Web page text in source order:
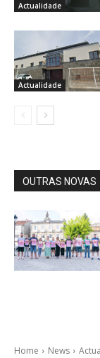
Actualidade
Actualidade
OUTRAS NOVAS